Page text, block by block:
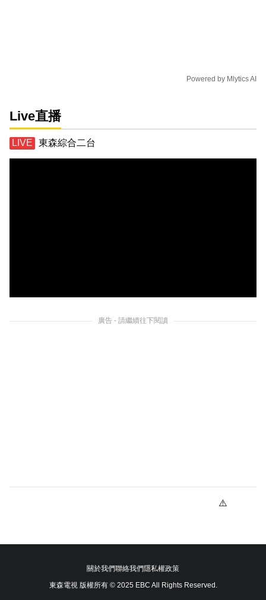
Powered by Mlytics AI
Live直播
東森綜合二台
廣告 - 請繼續往下閱讀
關於我們聯絡我們隱私權政策
東森電視 版權所有 © 2025 EBC All Rights Reserved.